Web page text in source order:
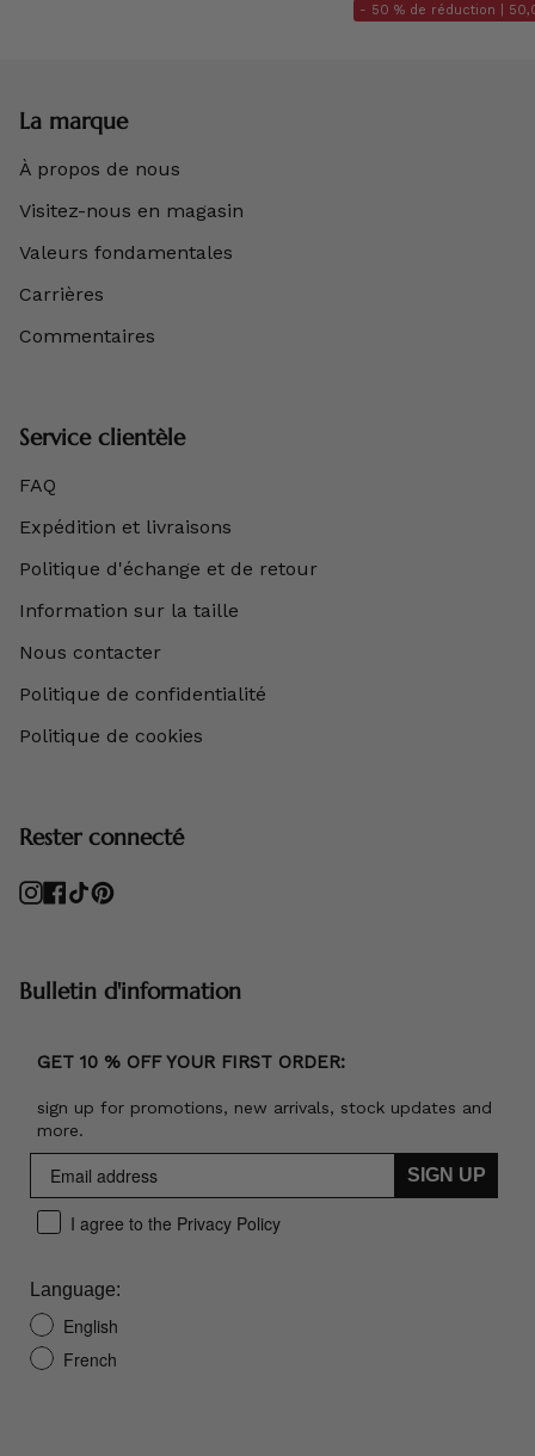
- 50 % de réduction |
La marque
À propos de nous
Visitez-nous en magasin
Valeurs fondamentales
Carrières
Commentaires
Service clientèle
FAQ
Expédition et livraisons
Politique d'échange et de retour
Information sur la taille
Nous contacter
Politique de confidentialité
Politique de cookies
Rester connecté
Instagram
Facebook
TikTokPinterest
Bulletin d'information
GET 10 % OFF YOUR FIRST ORDER:
sign up for promotions, new arrivals, stock updates and
more.
SIGN UP
I agree to the Privacy Policy
Language:
English
French